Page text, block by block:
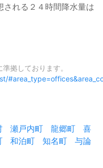
される２４時間降水量は
拠しております。
瀬戸内町 龍郷町
喜
和泊町 知名町
与論